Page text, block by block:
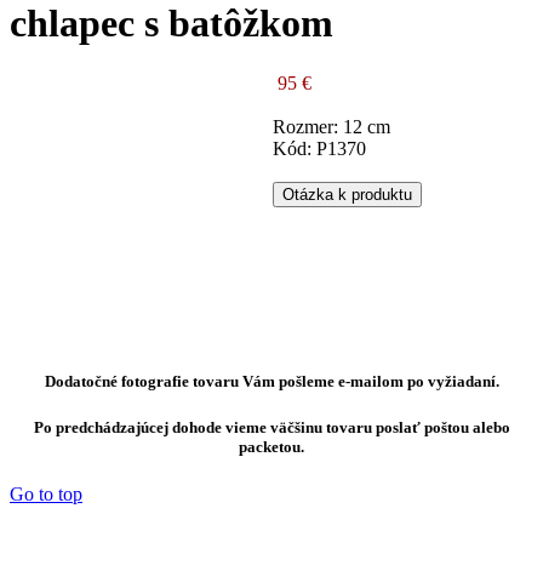
chlapec s batôžkom
95 €
Rozmer: 12 cm
Kód: P1370
Otázka k produktu
Dodatočné fotografie tovaru Vám pošleme e-mailom po vyžiadaní.
Po predchádzajúcej dohode vieme väčšinu tovaru poslať poštou alebo
packetou.
Go to top